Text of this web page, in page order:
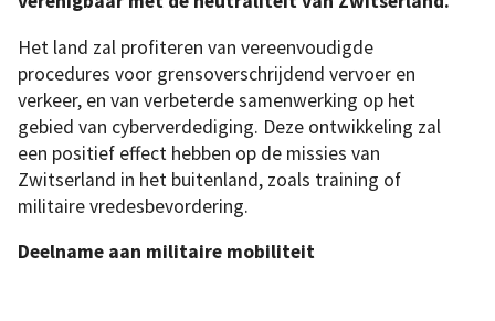
Het land zal profiteren van vereenvoudigde
procedures voor grensoverschrijdend vervoer en
verkeer, en van verbeterde samenwerking op het
gebied van cyberverdediging. Deze ontwikkeling zal
een positief effect hebben op de missies van
Zwitserland in het buitenland, zoals training of
militaire vredesbevordering.
Deelname aan militaire mobiliteit